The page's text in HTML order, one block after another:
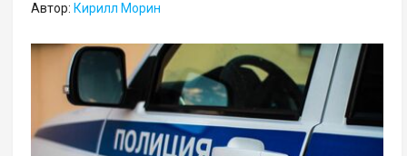
Автор: Кирилл Морин